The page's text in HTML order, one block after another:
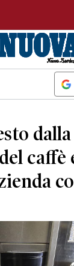
dalla
caffè